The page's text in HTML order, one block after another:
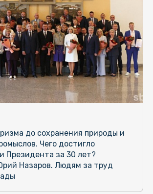
до сохранения природы и
Чего достигло
Президента за 30 лет?
Назаров. Людям за труд